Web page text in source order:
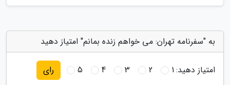
به "سفرنامه تهران: می خواهم زنده بمانم" امتیاز دهید
امتیاز دهید:1
2
3
4
5 رای